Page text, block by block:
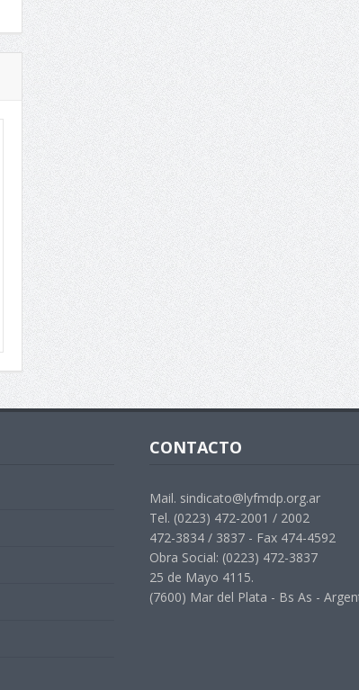
CONTACTO
Mail. sindicato@lyfmdp.org.ar
Tel. (0223) 472-2001 / 2002
472-3834 / 3837 - Fax 474-4592
Obra Social: (0223) 472-3837
25 de Mayo 4115.
(7600) Mar del Plata - Bs As -